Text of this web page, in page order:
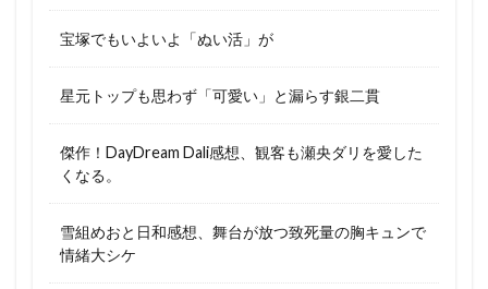
宝塚でもいよいよ「ぬい活」が
星元トップも思わず「可愛い」と漏らす銀二貫
傑作！DayDream Dali感想、観客も瀬央ダリを愛した
くなる。
雪組めおと日和感想、舞台が放つ致死量の胸キュンで
情緒大シケ